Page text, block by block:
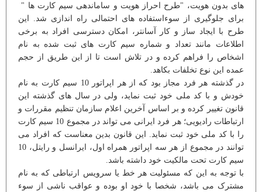
های بدون هویت، "طرح احراز هویت و ساماندهی سیم کارت ها "
برای جلوگیری از سوءاستفاده های احتمالی راه اندازی شد. این
طرح با ایجاد ساز و کار آسانتر، امکان دسترسی افراد به برخی
اطلاعات مانند تعداد و شماره سیم کارت های ثبت شده به نام
اشخاص را فراهم کرده و در تلاش است تا از این طریق از حجم
عمده این نوع تخلفات بکاهد.
در گذشته هر فرد مجاز بود که از هر اپراتور 10 سیم کارت به نام
خودش و با کد ملی خود ثبت نماید، ولی در سال های گذشته این
قانون تغییر کرده و بر اساس آخرین اعلام سازمان تنظیم مقررات و
ارتباطات رادیویی؛ هر فرد ایرانی می تواند در مجموع 10 سیم کارت
را با کد ملی خود ثبت نماید. این قانون بدین معناست که افراد می
توانند در مجموع از هر سه اپراتور همراه اول، ایرانسل و رایتل، 10
سیم کارت تحت مالکیت خود داشته باشد.
با توجه به این که مسئولیت هر خط یا سرویس ارتباطی که به نام
مشترک می باشد، شخصا با خود او بوده و عواقب ناشی از سوء